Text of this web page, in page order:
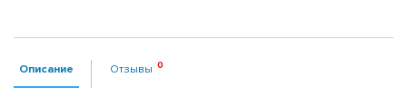
Описание Отзывы